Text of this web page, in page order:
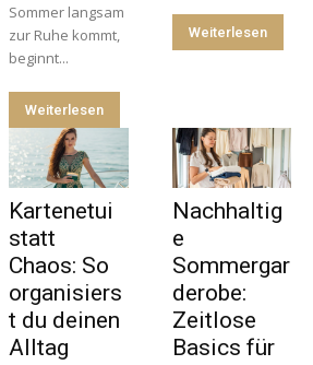
Sommer langsam
zur Ruhe kommt,
beginnt...
Weiterlesen
Weiterlesen
Kartenetui
statt
Chaos: So
organisiers
t du deinen
Alltag
Nachhaltig
e
Sommergar
derobe:
Zeitlose
Basics für